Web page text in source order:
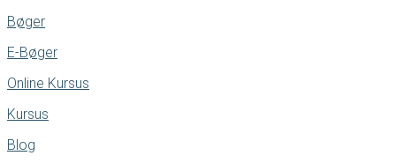
Bøger
E-Bøger
Online Kursus
Kursus
Blog